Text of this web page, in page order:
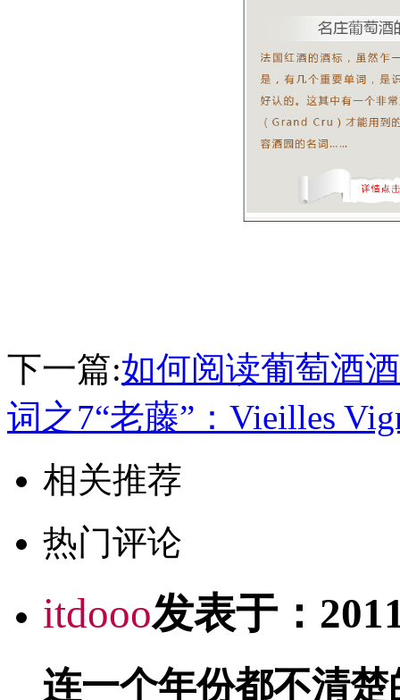
下一篇:如何阅读葡萄酒
词之7“老藤”：Vieilles
相关推荐
热门评论
itdooo发表于：
连一个年份都不清